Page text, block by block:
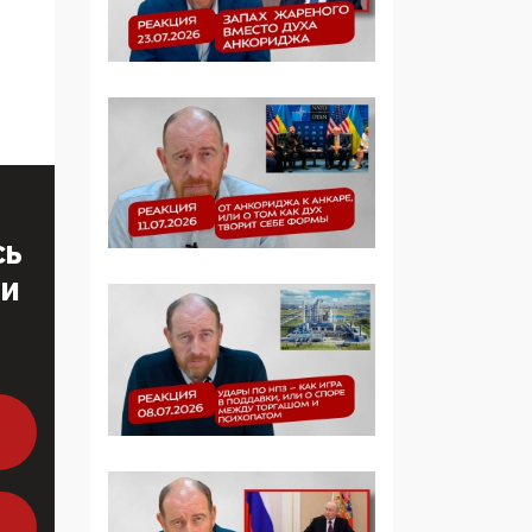
Манифест против
семьи и традиционных
ценностей: «Новые
электорат феминисток
на битву с
мужчинами-«бабуинам
и»
05:08, 15 Мая 2026
Эзотерика,
инфоцыганство и
лженаука под ширмой
защиты традиционных
ценностей: кто и с чем
выступал на форуме
«Россия 809. Традиции
09:40, 06 Мая 2026